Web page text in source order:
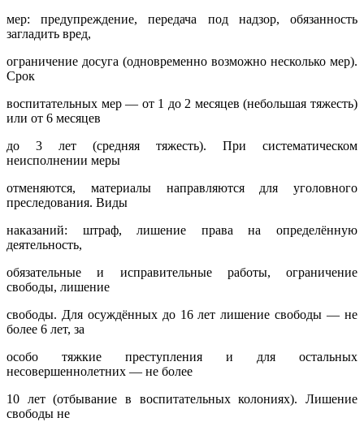
мер: предупреждение, передача под надзор, обязанность
загладить вред,
ограничение досуга (одновременно возможно несколько мер).
Срок
воспитательных мер — от 1 до 2 месяцев (небольшая тяжесть)
или от 6 месяцев
до 3 лет (средняя тяжесть). При систематическом
неисполнении меры
отменяются, материалы направляются для уголовного
преследования. Виды
наказаний: штраф, лишение права на определённую
деятельность,
обязательные и исправительные работы, ограничение
свободы, лишение
свободы. Для осуждённых до 16 лет лишение свободы — не
более 6 лет, за
особо тяжкие преступления и для остальных
несовершеннолетних — не более
10 лет (отбывание в воспитательных колониях). Лишение
свободы не